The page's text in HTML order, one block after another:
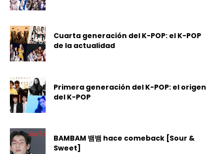
Cuarta generación del K-POP: el K-POP
de la actualidad
Primera generación del K-POP: el origen
del K-POP
BAMBAM 뱀뱀 hace comeback [Sour &
Sweet]